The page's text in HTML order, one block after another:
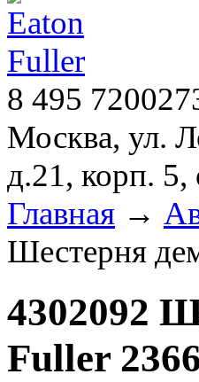
8 495
Москва, ул.
д.21, корп.
Главная →
Шестерня
4302092
Fuller